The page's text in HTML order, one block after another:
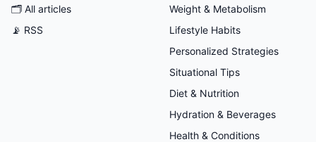
🗂 All articles
📡 RSS
Weight & Metabolism
Lifestyle Habits
Personalized Strategies
Situational Tips
Diet & Nutrition
Hydration & Beverages
Health & Conditions